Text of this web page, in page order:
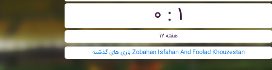
۰ : ۱
هفته ۱۲
بازی های گذشته Zobahan Isfahan And Foolad Khouzestan